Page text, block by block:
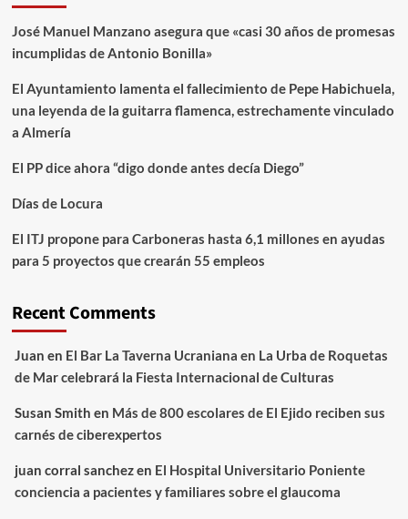
José Manuel Manzano asegura que «casi 30 años de promesas
incumplidas de Antonio Bonilla»
El Ayuntamiento lamenta el fallecimiento de Pepe Habichuela,
una leyenda de la guitarra flamenca, estrechamente vinculado
a Almería
El PP dice ahora “digo donde antes decía Diego”
Días de Locura
El ITJ propone para Carboneras hasta 6,1 millones en ayudas
para 5 proyectos que crearán 55 empleos
Recent Comments
Juan en El Bar La Taverna Ucraniana en La Urba de Roquetas
de Mar celebrará la Fiesta Internacional de Culturas
Susan Smith en Más de 800 escolares de El Ejido reciben sus
carnés de ciberexpertos
juan corral sanchezen El Hospital Universitario Poniente
conciencia a pacientes y familiares sobre el glaucoma